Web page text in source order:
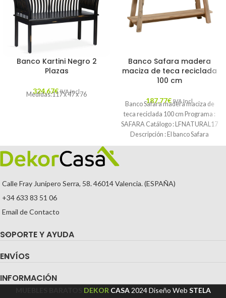
Banco Kartini Negro 2
Plazas
324,67€ IVA Incl.
Medidas:117 x 47 x 76
Banco Safara madera
maciza de teca reciclada
100 cm
187,77€ IVA Incl.
Banco Safara madera maciza de
teca reciclada 100 cm Programa :
SAFARA Catálogo : LFNATURAL17
Descripción : El banco Safara
Calle Fray Junípero Serra, 58. 46014 Valencia. (ESPAÑA)
+34 633 83 51 06
Email de Contacto
SOPORTE Y AYUDA
ENVÍOS
INFORMACIÓN
DEKOR CASA 2024Diseño Web STELA